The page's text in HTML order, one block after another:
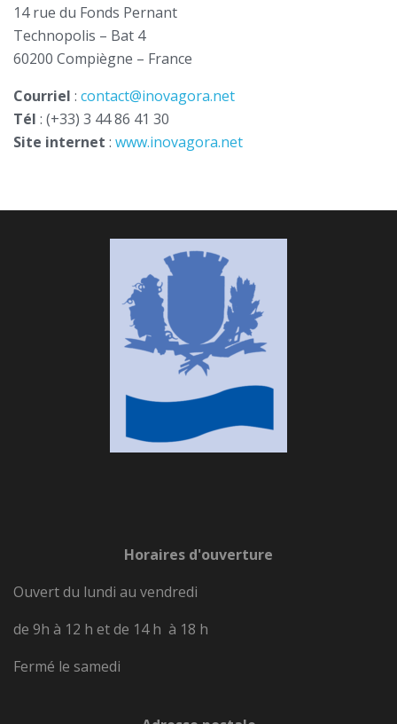
14 rue du Fonds Pernant
Technopolis – Bat 4
60200 Compiègne – France
Courriel : contact@inovagora.net
Tél : (+33) 3 44 86 41 30
Site internet : www.inovagora.net
Horaires d'ouverture
Ouvert du lundi au vendredi
de 9h à 12 h et de 14 h à 18 h
Fermé le samedi